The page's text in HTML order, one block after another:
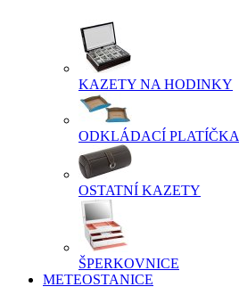
KAZETY NA HODINKY
ODKLÁDACÍ PLATÍČKA
OSTATNÍ KAZETY
ŠPERKOVNICE
METEOSTANICE